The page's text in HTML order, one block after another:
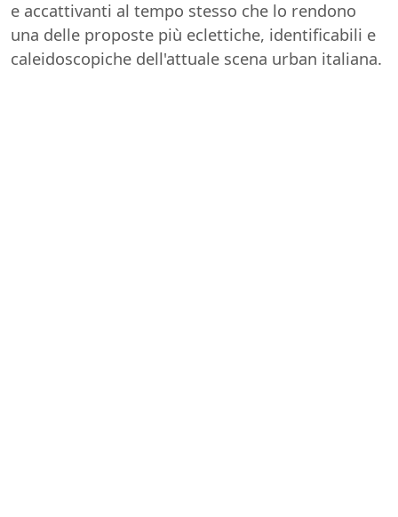
e accattivanti al tempo stesso che lo rendono
una delle proposte più eclettiche, identificabili e
caleidoscopiche dell'attuale scena urban italiana.